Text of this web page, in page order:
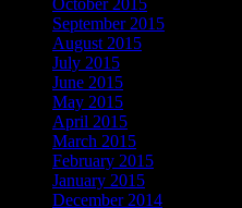
September 2015
August 2015
July 2015
June 2015
May 2015
April 2015
March 2015
February 2015
January 2015
December 2014